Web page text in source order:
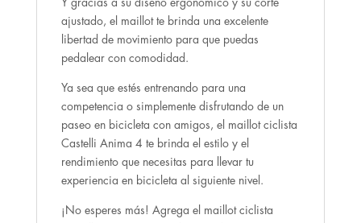
Y gracias a su diseño ergonómico y su corte
ajustado, el maillot te brinda una excelente
libertad de movimiento para que puedas
pedalear con comodidad.
Ya sea que estés entrenando para una
competencia o simplemente disfrutando de un
paseo en bicicleta con amigos, el maillot ciclista
Castelli Anima 4 te brinda el estilo y el
rendimiento que necesitas para llevar tu
experiencia en bicicleta al siguiente nivel.
¡No esperes más! Agrega el maillot ciclista